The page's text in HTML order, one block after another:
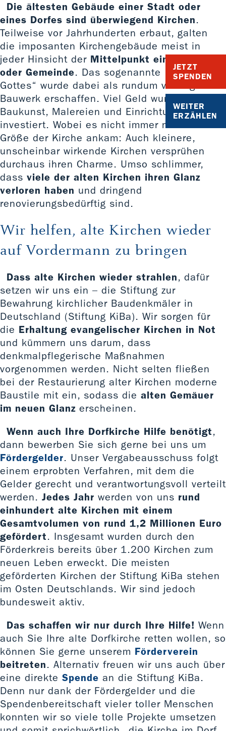
JETZT
SPENDEN
WEITER
ERZÄHLEN
Die ältesten Gebäude einer Stadt oder
eines Dorfes sind überwiegend Kirchen.
Teilweise vor Jahrhunderten erbaut, galten
die imposanten Kirchengebäude meist in
jeder Hinsicht der Mittelpunkt eines Dorfes
oder Gemeinde. Das sogenannte „Haus
Gottes“ wurde dabei als rundum vorzeigbares
Bauwerk erschaffen. Viel Geld wurde in die
Baukunst, Malereien und Einrichtungen
investiert. Wobei es nicht immer nur auf die
Größe der Kirche ankam: Auch kleinere,
unscheinbar wirkende Kirchen versprühen
durchaus ihren Charme. Umso schlimmer,
dass viele der alten Kirchen ihren Glanz
verloren haben und dringend
renovierungsbedürftig sind.
Wir helfen, alte Kirchen wieder
auf Vordermann zu bringen
Dass alte Kirchen wieder strahlen, dafür
setzen wir uns ein – die Stiftung zur
Bewahrung kirchlicher Baudenkmäler in
Deutschland (Stiftung KiBa). Wir sorgen für
die Erhaltung evangelischer Kirchen in Not
und kümmern uns darum, dass
denkmalpflegerische Maßnahmen
vorgenommen werden. Nicht selten fließen
bei der Restaurierung alter Kirchen moderne
Baustile mit ein, sodass die alten Gemäuer
im neuen Glanz erscheinen.
Wenn auch Ihre Dorfkirche Hilfe benötigt,
dann bewerben Sie sich gerne bei uns um
Fördergelder. Unser Vergabeausschuss folgt
einem erprobten Verfahren, mit dem die
Gelder gerecht und verantwortungsvoll verteilt
werden. Jedes Jahr werden von uns rund
einhundert alte Kirchen mit einem
Gesamtvolumen von rund 1,2 Millionen Euro
gefördert. Insgesamt wurden durch den
Förderkreis bereits über 1.200 Kirchen zum
neuen Leben erweckt. Die meisten
geförderten Kirchen der Stiftung KiBa stehen
im Osten Deutschlands. Wir sind jedoch
bundesweit aktiv.
Das schaffen wir nur durch Ihre Hilfe! Wenn
auch Sie Ihre alte Dorfkirche retten wollen, so
können Sie gerne unserem Förderverein
beitreten. Alternativ freuen wir uns auch über
eine direkte Spende an die Stiftung KiBa.
Denn nur dank der Fördergelder und die
Spendenbereitschaft vieler toller Menschen
konnten wir so viele tolle Projekte umsetzen